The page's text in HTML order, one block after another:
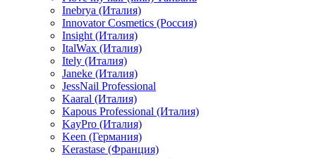
Inebrya (Италия)
Innovator Cosmetics (Россия)
Insight (Италия)
ItalWax (Италия)
Itely (Италия)
Janeke (Италия)
JessNail Professional
Kaaral (Италия)
Kapous Professional (Италия)
KayPro (Италия)
Keen (Германия)
Kerastase (Франция)